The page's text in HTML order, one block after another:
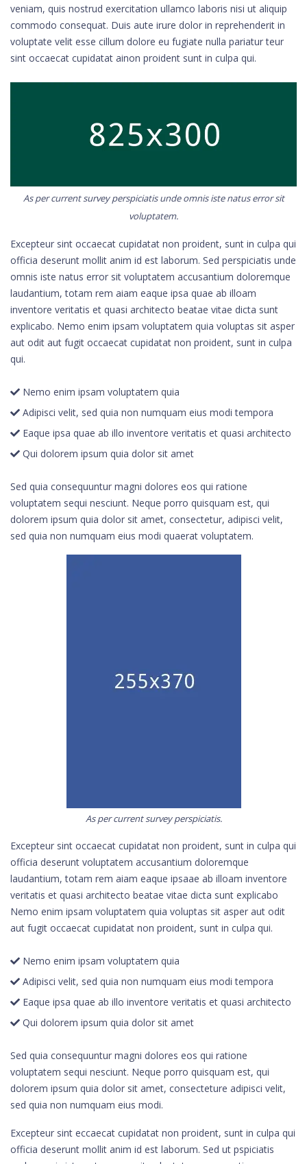
veniam, quis nostrud exercitation ullamco laboris nisi ut aliquip
commodo consequat. Duis aute irure dolor in reprehenderit in
voluptate velit esse cillum dolore eu fugiate nulla pariatur teur
sint occaecat cupidatat ainon proident sunt in culpa qui.
As per current survey perspiciatis unde omnis iste natus error sit
voluptatem.
Excepteur sint occaecat cupidatat non proident, sunt in culpa qui
officia deserunt mollit anim id est laborum. Sed perspiciatis unde
omnis iste natus error sit voluptatem accusantium doloremque
laudantium, totam rem aiam eaque ipsa quae ab illoam
inventore veritatis et quasi architecto beatae vitae dicta sunt
explicabo. Nemo enim ipsam voluptatem quia voluptas sit asper
aut odit aut fugit occaecat cupidatat non proident, sunt in culpa
qui.
Nemo enim ipsam voluptatem quia
Adipisci velit, sed quia non numquam eius modi tempora
Eaque ipsa quae ab illo inventore veritatis et quasi architecto
Qui dolorem ipsum quia dolor sit amet
Sed quia consequuntur magni dolores eos qui ratione
voluptatem sequi nesciunt. Neque porro quisquam est, qui
dolorem ipsum quia dolor sit amet, consectetur, adipisci velit,
sed quia non numquam eius modi quaerat voluptatem.
As per current survey perspiciatis.
Excepteur sint occaecat cupidatat non proident, sunt in culpa qui
officia deserunt voluptatem accusantium doloremque
laudantium, totam rem aiam eaque ipsaae ab illoam inventore
veritatis et quasi architecto beatae vitae dicta sunt explicabo
Nemo enim ipsam voluptatem quia voluptas sit asper aut odit
aut fugit occaecat cupidatat non proident, sunt in culpa qui.
Nemo enim ipsam voluptatem quia
Adipisci velit, sed quia non numquam eius modi tempora
Eaque ipsa quae ab illo inventore veritatis et quasi architecto
Qui dolorem ipsum quia dolor sit amet
Sed quia consequuntur magni dolores eos qui ratione
voluptatem sequi nesciunt. Neque porro quisquam est, qui
dolorem ipsum quia dolor sit amet, consecteture adipisci velit,
sed quia non numquam eius modi.
Excepteur sint eccaecat cupidatat non proident, sunt in culpa qui
officia deserunt mollit anim id est laborum. Sed ut pspiciatis